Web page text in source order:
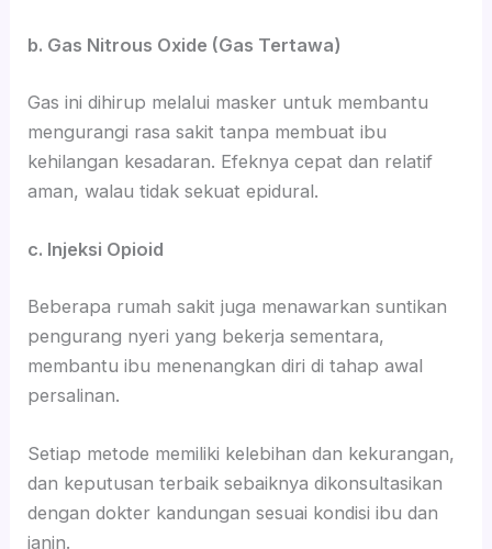
b. Gas Nitrous Oxide (Gas Tertawa)
Gas ini dihirup melalui masker untuk membantu
mengurangi rasa sakit tanpa membuat ibu
kehilangan kesadaran. Efeknya cepat dan relatif
aman, walau tidak sekuat epidural.
c. Injeksi Opioid
Beberapa rumah sakit juga menawarkan suntikan
pengurang nyeri yang bekerja sementara,
membantu ibu menenangkan diri di tahap awal
persalinan.
Setiap metode memiliki kelebihan dan kekurangan,
dan keputusan terbaik sebaiknya dikonsultasikan
dengan dokter kandungan sesuai kondisi ibu dan
janin.